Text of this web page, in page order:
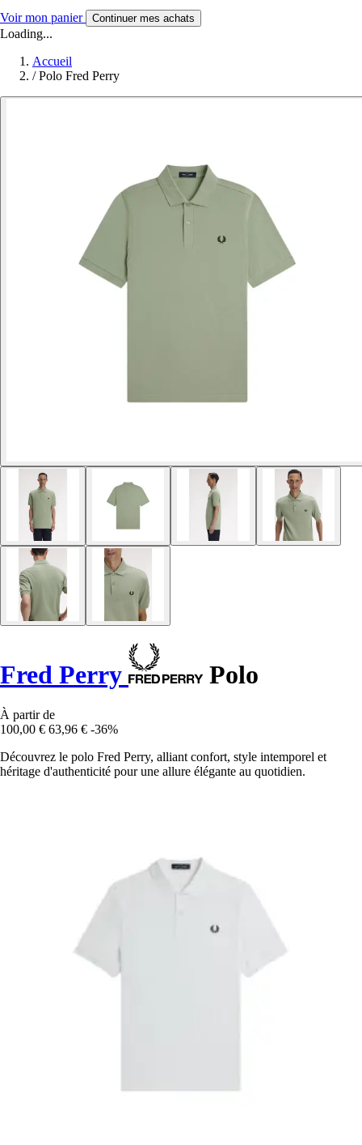
Voir mon panier Continuer mes achats
Loading...
Accueil
/ Polo Fred Perry
Fred Perry Polo
À partir de
100,00 € 63,96 € -36%
Découvrez le polo Fred Perry, alliant confort, style intemporel et
héritage d'authenticité pour une allure élégante au quotidien.